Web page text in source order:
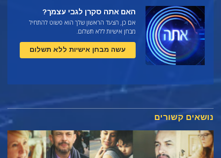
האם אתה סקרן לגבי עצמך?
אם כן, הצעד הראשון שלך הוא פשוט להתחיל
מבחן אישיות ללא תשלום.
עשה מבחן אישיות ללא תשלום
נושאים קשורים